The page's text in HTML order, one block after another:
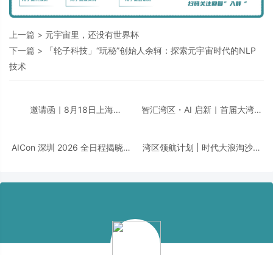
上一篇 > 元宇宙里，还没有世界杯
下一篇 >
「轮子科技」“玩秘”创始人余轲：探索元宇宙时代的NLP
技术
邀请函｜8月18日上海
智汇湾区・AI 启新｜首届大湾区
AICon 深圳 2026 全日程揭晓｜
湾区领航计划 | 时代大浪淘沙，